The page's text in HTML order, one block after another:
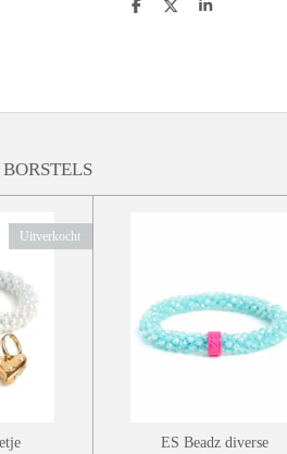
D
D
S
Uitverkocht
ES Beadz diverse